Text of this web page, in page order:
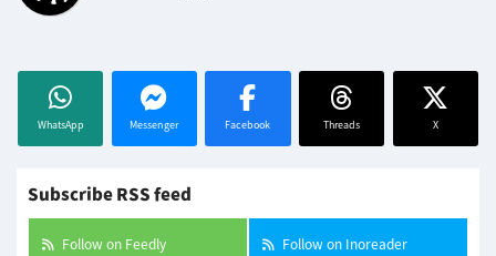
WhatsApp Messenger Facebook Threads X
Subscribe RSS feed
Follow on Feedly Follow on Inoreader